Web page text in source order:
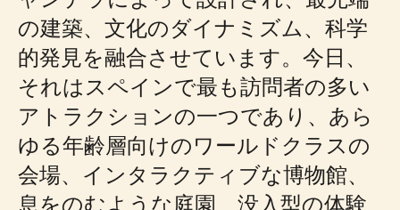
の建築、文化のダイナミズム、科学
的発見を融合させています。今日、
それはスペインで最も訪問者の多い
アトラクションの一つであり、あら
ゆる年齢層向けのワールドクラスの
会場、インタラクティブな博物館、
息をのむような庭園、没入型の体験